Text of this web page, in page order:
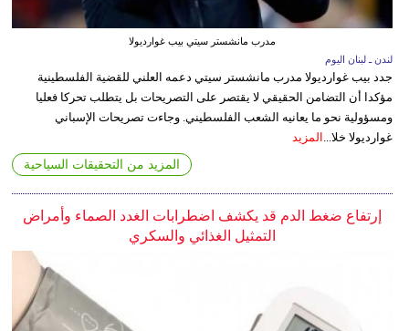
مدرب مانشستر سيتي بيب غوارديولا
لندن ـ لبنان اليوم
جدد بيب غوارديولا مدرب مانشستر سيتي دعمه العلني للقضية الفلسطينية
مؤكدا أن التضامن الحقيقي لا يقتصر على التصريحات بل يتطلب تحركا فعليا
ومسؤولية نحو ما يعانيه الشعب الفلسطيني. وجاءت تصريحات الإسباني
غوارديولا خلا...
المزيد
المزيد من التحقيقات السياحية
إرتفاع ضغط الدم قد يكشف اضطرابات الغدد الصماء وأمراض
التمثيل الغذائي والسكري